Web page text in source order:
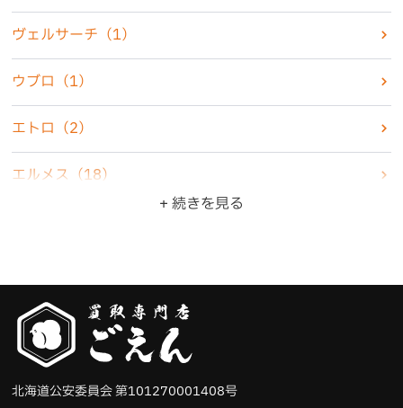
化粧品 （2）
香水 （7）
古銭・古紙幣
骨董品 （5）
（10）
食器（3）
ブランド品 （47）
その他（11）
ヴェルサーチ （1）
ウブロ （1）
エトロ （2）
エルメス （18）
カルティエ （4）
グッチ（6）
+ 続きを見る
北海道公安委員会 第101270001408号